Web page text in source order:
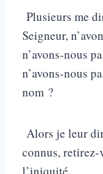
Plusieurs me
Seigneur,
n’avons-nous
n’avons-nous
nom ?
Alors je leur
connus, retirez-